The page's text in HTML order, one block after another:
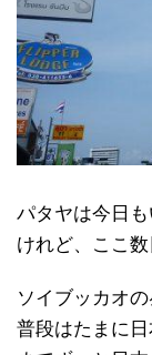
パタヤは今日
けれど、ここ数
ソイブッカオ
普段はたまに